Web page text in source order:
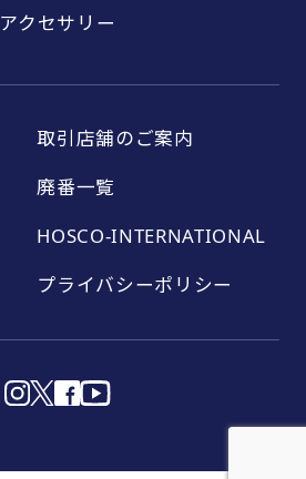
アクセサリー
取引店舗のご案内
廃番一覧
HOSCO-INTERNATIONAL
プライバシーポリシー